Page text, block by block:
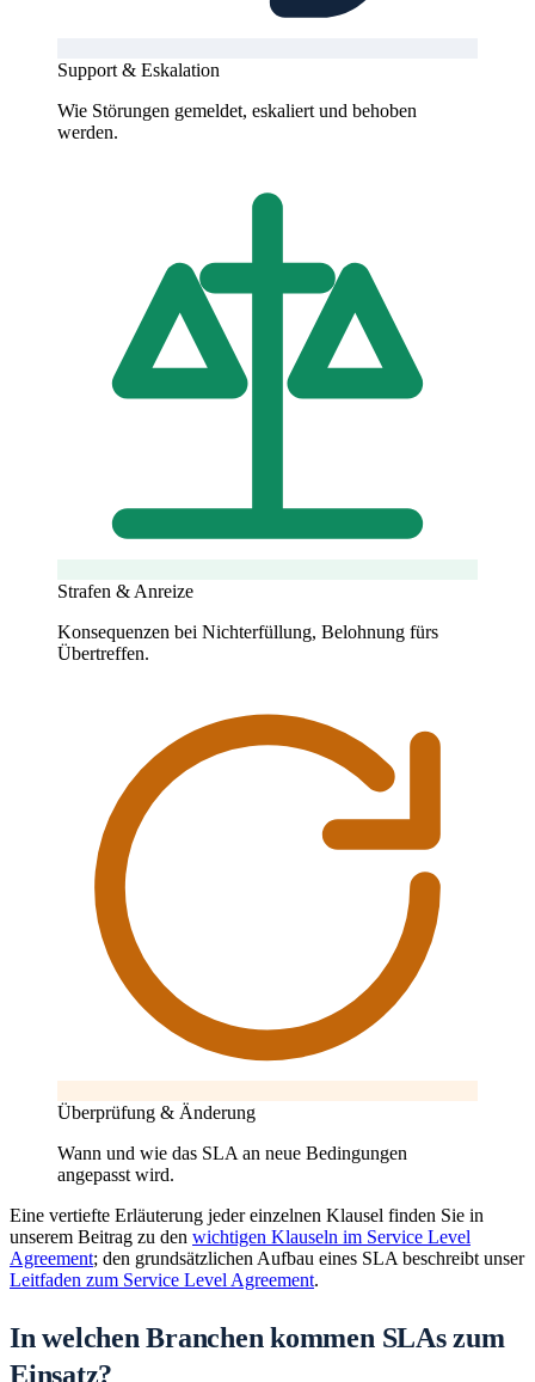
Support & Eskalation
Wie Störungen gemeldet, eskaliert und behoben
werden.
Strafen & Anreize
Konsequenzen bei Nichterfüllung, Belohnung fürs
Übertreffen.
Überprüfung & Änderung
Wann und wie das SLA an neue Bedingungen
angepasst wird.
Eine vertiefte Erläuterung jeder einzelnen Klausel finden Sie in
unserem Beitrag zu den wichtigen Klauseln im Service Level
Agreement; den grundsätzlichen Aufbau eines SLA beschreibt unser
Leitfaden zum Service Level Agreement.
In welchen Branchen kommen SLAs zum
Einsatz?